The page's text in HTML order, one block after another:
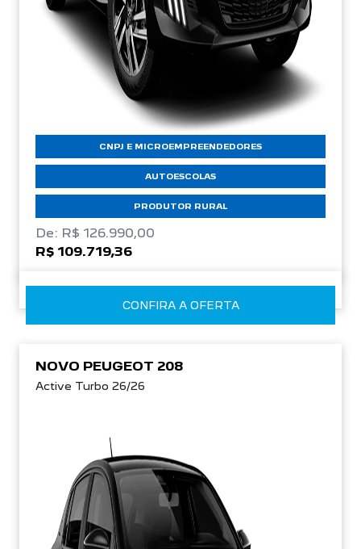
CNPJ E MICROEMPREENDEDORES
AUTOESCOLAS
PRODUTOR RURAL
De: R$ 126.990,00
R$ 109.719,36
CONFIRA A OFERTA
NOVO PEUGEOT 208
Active Turbo 26/26